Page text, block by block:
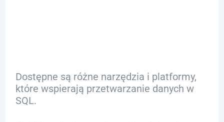
Dostępne są różne narzędzia i platformy,
które wspierają przetwarzanie danych w
SQL.